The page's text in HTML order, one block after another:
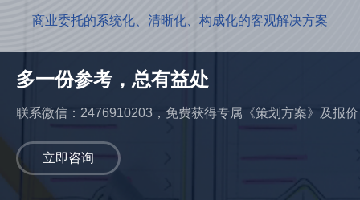
商业委托的系统化、清晰化、构成化的客观解决方案
多一份参考，总有益处
联系微信：2476910203，免费获得专属《策划方案》及报价
立即咨询